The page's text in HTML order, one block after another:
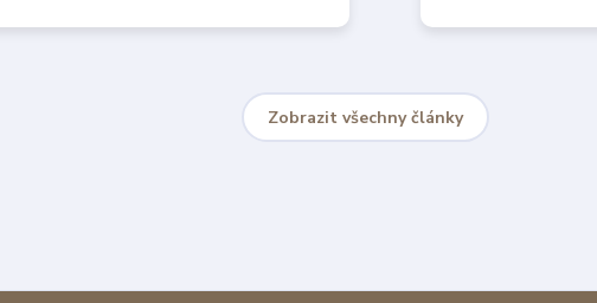
Zobrazit všechny články